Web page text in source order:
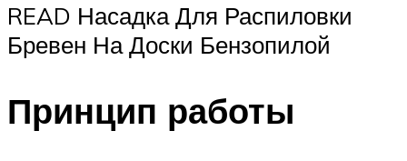
READ Насадка Для Распиловки
Бревен На Доски Бензопилой
Принцип работы